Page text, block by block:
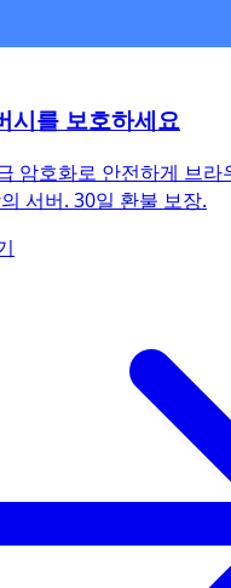
시를 보호하세요
암호화로 안전하게 브라
서버. 30일 환불 보장.